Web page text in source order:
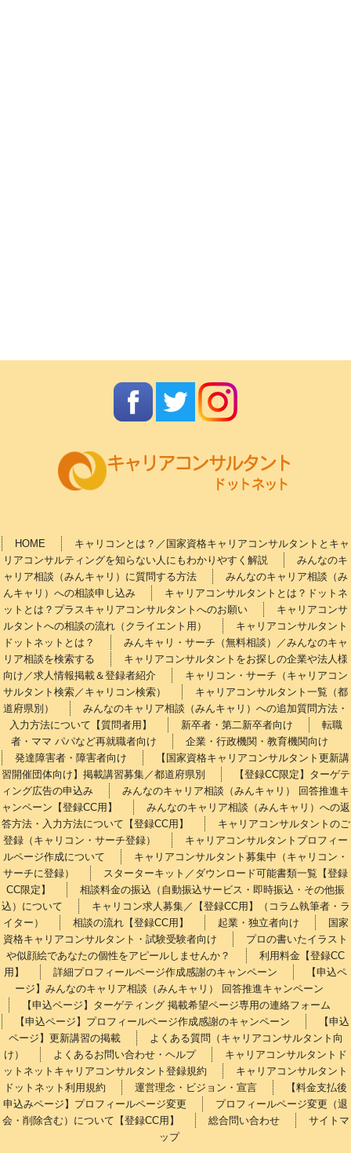
HOME
キャリコンとは？／国家資格キャリアコンサルタントとキャ
リアコンサルティングを知らない人にもわかりやすく解説
みんなのキ
ャリア相談（みんキャリ）に質問する方法
みんなのキャリア相談（み
んキャリ）への相談申し込み
キャリアコンサルタントとは？ドットネ
ットとは？プラスキャリアコンサルタントへのお願い
キャリアコンサ
ルタントへの相談の流れ（クライエント用）
キャリアコンサルタント
ドットネットとは？
みんキャリ・サーチ（無料相談）／みんなのキャ
リア相談を検索する
キャリアコンサルタントをお探しの企業や法人様
向け／求人情報掲載＆登録者紹介
キャリコン・サーチ（キャリアコン
サルタント検索／キャリコン検索）
キャリアコンサルタント一覧（都
道府県別）
みんなのキャリア相談（みんキャリ）への追加質問方法・
入力方法について【質問者用】
新卒者・第二新卒者向け
転職
者・ママ パパなど再就職者向け
企業・行政機関・教育機関向け
発達障害者・障害者向け
【国家資格キャリアコンサルタント更新講
習開催団体向け】掲載講習募集／都道府県別
【登録CC限定】ターゲテ
ィング広告の申込み
みんなのキャリア相談（みんキャリ） 回答推進キ
ャンペーン【登録CC用】
みんなのキャリア相談（みんキャリ）への返
答方法・入力方法について【登録CC用】
キャリアコンサルタントのご
登録（キャリコン・サーチ登録）
キャリアコンサルタントプロフィー
ルページ作成について
キャリアコンサルタント募集中（キャリコン・
サーチに登録）
スターターキット／ダウンロード可能書類一覧【登録
CC限定】
相談料金の振込（自動振込サービス・即時振込・その他振
込）について
キャリコン求人募集／【登録CC用】（コラム執筆者・ラ
イター）
相談の流れ【登録CC用】 起業・独立者向け
国家
資格キャリアコンサルタント・試験受験者向け
プロの書いたイラスト
や似顔絵であなたの個性をアピールしませんか？
利用料金【登録CC
用】
詳細プロフィールページ作成感謝のキャンペーン
【申込ペ
ージ】みんなのキャリア相談（みんキャリ） 回答推進キャンペーン
【申込ページ】ターゲティング 掲載希望ページ専用の連絡フォーム
【申込ページ】プロフィールページ作成感謝のキャンペーン
【申込
ページ】更新講習の掲載
よくある質問（キャリアコンサルタント向
け）
よくあるお問い合わせ・ヘルプ
キャリアコンサルタントド
ットネットキャリアコンサルタント登録規約
キャリアコンサルタント
ドットネット利用規約
運営理念・ビジョン・宣言
【料金支払後
申込みページ】プロフィールページ変更
プロフィールページ変更（退
会・削除含む）について【登録CC用】
総合問い合わせ
サイトマ
ップ